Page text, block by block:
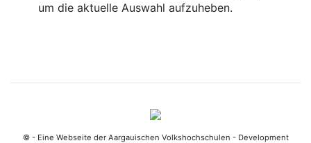
um die aktuelle Auswahl aufzuheben.
© - Eine Webseite der Aargauischen Volkshochschulen - Development